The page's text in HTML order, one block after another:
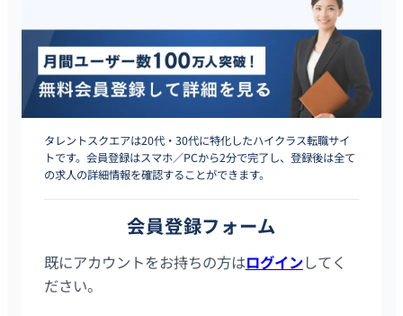
タレントスクエアは20代・30代に特化したハイクラス転職サイ
トです。会員登録はスマホ／PCから2分で完了し、登録後は全て
の求人の詳細情報を確認することができます。
会員登録フォーム
既にアカウントをお持ちの方はログインしてく
ださい。